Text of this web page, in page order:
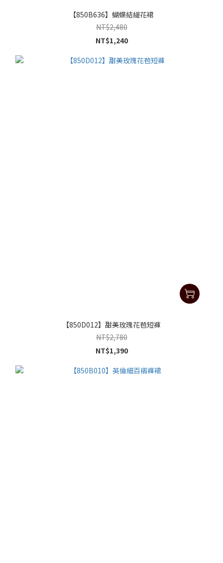
【850B636】蝴蝶結緹花裙
NT$2,480
NT$1,240
【850D012】甜美玫瑰花苞短褲
NT$2,780
NT$1,390